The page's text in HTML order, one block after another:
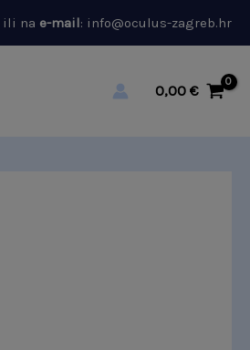
ili na e-mail: info@oculus-zagreb.hr
0,00 €